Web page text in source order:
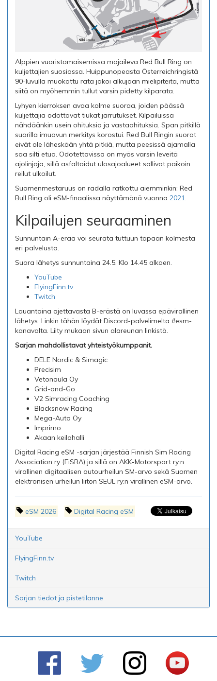
Alppien vuoristomaisemissa majaileva Red Bull Ring on
kuljettajien suosiossa. Huippunopeasta Österreichringistä
90-luvulla muokattu rata jakoi alkujaan mielipiteitä, mutta
siitä on myöhemmin tullut varsin pidetty kilparata.
Lyhyen kierroksen avaa kolme suoraa, joiden päässä
kuljettajia odottavat tiukat jarrutukset. Kilpailuissa
nähdäänkin usein ohituksia ja vastaohituksia. Span pitkillä
suorilla imuavun merkitys korostui. Red Bull Ringin suorat
eivät ole läheskään yhtä pitkiä, mutta peesissä ajamalla
saa silti etua. Odotettavissa on myös varsin leveitä
ajolinjoja, sillä asfaltoidut ulosajoalueet sallivat paikoin
reilut ulkoilut.
Suomenmestaruus on radalla ratkottu aiemminkin: Red
Bull Ring oli eSM-finaalissa näyttämönä vuonna 2021.
Kilpailujen seuraaminen
Sunnuntain A-erää voi seurata tuttuun tapaan kolmesta
eri palvelusta.
Suora lähetys sunnuntaina 24.5. Klo 14.45 alkaen.
YouTube
FlyingFinn.tv
Twitch
Lauantaina ajettavasta B-erästä on luvassa epävirallinen
lähetys. Linkin tähän löydät Discord-palvelimelta #esm-
kanavalta. Liity mukaan sivun alareunan linkistä.
Sarjan mahdollistavat yhteistyökumppanit.
DELE Nordic & Simagic
Precisim
Vetonaula Oy
Grid-and-Go
V2 Simracing Coaching
Blacksnow Racing
Mega-Auto Oy
Imprimo
Akaan keilahalli
Digital Racing eSM -sarjan järjestää Finnish Sim Racing
Association ry (FiSRA) ja sillä on AKK-Motorsport ry:n
virallinen digitaalisen autourheilun SM-arvo sekä Suomen
elektronisen urheilun liiton SEUL ry:n virallinen eSM-arvo.
eSM 2026 Digital Racing eSM
YouTube
FlyingFinn.tv
Twitch
Sarjan tiedot ja pistetilanne